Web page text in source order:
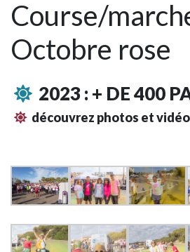
Course/
Octobre rose
2023 : + DE 400
découvrez photos et